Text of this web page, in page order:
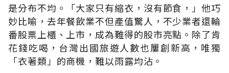
是分布不均。「大家只有縮衣，沒有節食，」他巧
妙比喻，去年餐飲業不但產值驚人，不少業者還輪
番股票上櫃、上市，成為難得的股市亮點。除了肯
花錢吃喝，台灣出國旅遊人數也屢創新高，唯獨
「衣著類」的商機，難以雨露均沾。